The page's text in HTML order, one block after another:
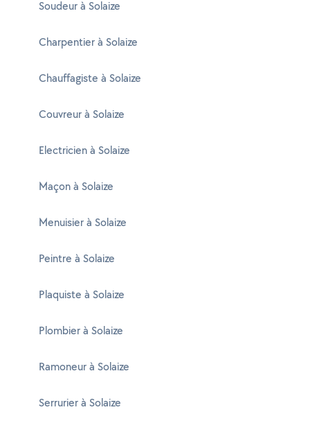
Soudeur à Solaize
Charpentier à Solaize
Chauffagiste à Solaize
Couvreur à Solaize
Electricien à Solaize
Maçon à Solaize
Menuisier à Solaize
Peintre à Solaize
Plaquiste à Solaize
Plombier à Solaize
Ramoneur à Solaize
Serrurier à Solaize